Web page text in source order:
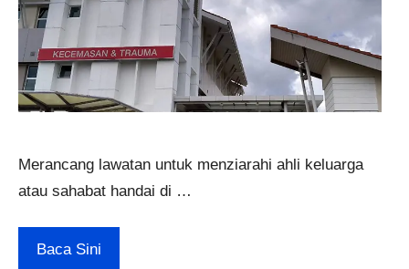
Merancang lawatan untuk menziarahi ahli keluarga
atau sahabat handai di …
Baca Sini